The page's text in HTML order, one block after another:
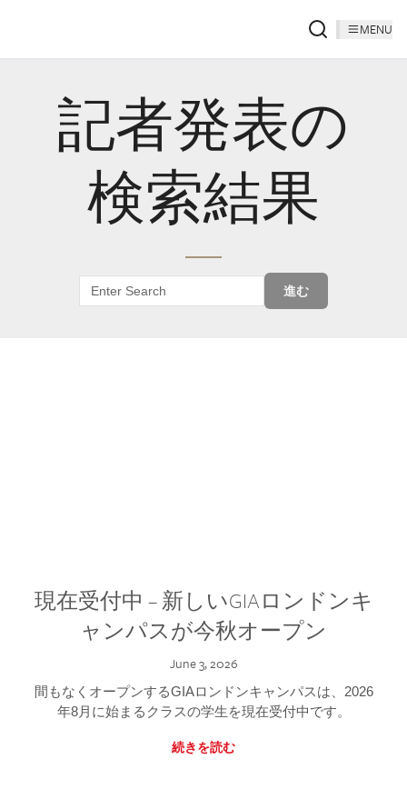
MENU
記者発表の
検索結果
進む
現在受付中 – 新しいGIAロンドンキ
ャンパスが今秋オープン
June 3, 2026
間もなくオープンするGIAロンドンキャンパスは、2026
年8月に始まるクラスの学生を現在受付中です。
続きを読む